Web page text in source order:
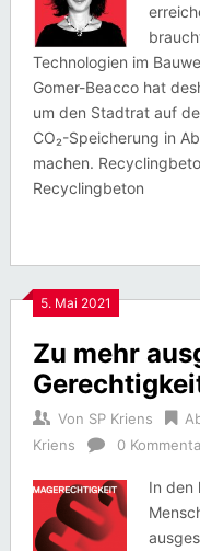
Technologien im
Gomer-Beacco hat
um den Stadtrat auf
CO₂-Speicherung in
machen.
Recyclingbeton
5. Mai 2021
Zu mehr
Von SP Kriens
Kriens
0
In den